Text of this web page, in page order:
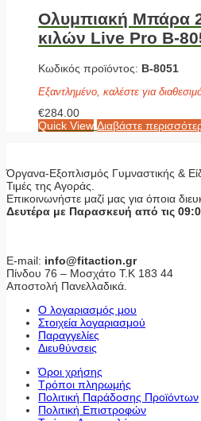
Ολυμπιακή Μπάρα
κιλών Live Pro Β-
Κωδικός προϊόντος: Β-8051
Εξαντλημένο, καλέστε για
€284.00
Quick View Διαβάστε
Όργανα-Εξοπλισμός Γυμναστικής &
Τιμές της Αγοράς.
Επικοινωνήστε μαζί μας για όποια
Δευτέρα με Παρασκευή από τις
E-mail: info@fitaction.gr
Πίνδου 76 – Μοσχάτο Τ.Κ 183 44
Αποστολή Πανελλαδικά.
Ο λογαριασμός μου
Στοιχεία λογαριασμού
Παραγγελίες
Διευθύνσεις
Όροι χρήσης
Τρόποι πληρωμής
Πολιτική Παράδοσης Προϊόντων
Πολιτική Επιστροφών